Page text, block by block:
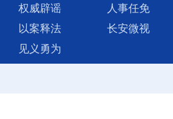
权威辟谣
人事任免
以案释法
长安微视
见义勇为